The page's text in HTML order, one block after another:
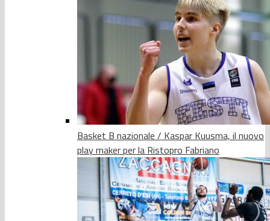
Basket B nazionale / Kaspar Kuusma, il nuovo
play maker per la Ristopro Fabriano